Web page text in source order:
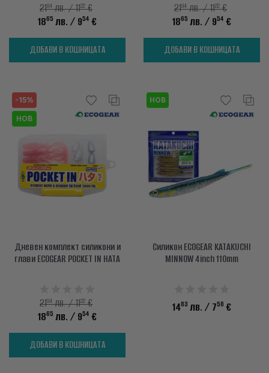
2194лв. / 1122€
1865 лв. / 954 €
ДОБАВИ В КОШНИЦАТА
2194лв. / 1122€
1865 лв. / 954 €
ДОБАВИ В КОШНИЦАТА
-15%
НОВ
Дневен комплект силикони и
глави ECOGEAR POCKET IN HATA
2194лв. / 1122€
1865 лв. / 954 €
ДОБАВИ В КОШНИЦАТА
НОВ
Силикон ECOGEAR KATAKUCHI
MINNOW 4inch 110mm
1483 лв. / 758 €